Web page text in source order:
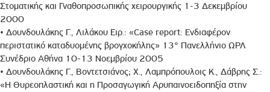
Στοματικής και Γναθοπροσωπικής χειρουργικής 1-3 Δεκεμβρίου
2000
• Δουνδουλάκης Γ., Λιλάκου Ειρ.: «Case report: Ενδιαφέρον
περιστατικό καταδυομένης βρογχοκήλης» 13° Πανελλήνιο ΩΡΛ
Συνέδριο Αθήνα 10-13 Νοεμβρίου 2005
• Δουνδουλάκης Γ., Bovτετσιάνoς; Χ., Λαμπρόπουλοις Κ., Δάβρης Σ.:
«Η Θυρεοπλαστική και η Προσαγωγική Αρυπαινοειδοπηξία στην